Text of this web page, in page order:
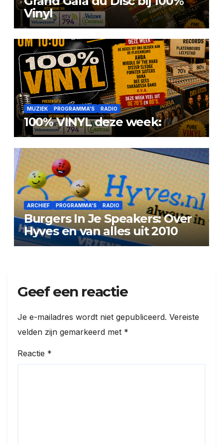
Vinyl
MUZIEK PROGRAMMA'S RADIO
100% VINYL deze week:
ARCHIEF PROGRAMMA'S RADIO
Burgers In Je Speakers: Over
Hyves en van alles uit 2010
Geef een reactie
Je e-mailadres wordt niet gepubliceerd. Vereiste
velden zijn gemarkeerd met *
Reactie *